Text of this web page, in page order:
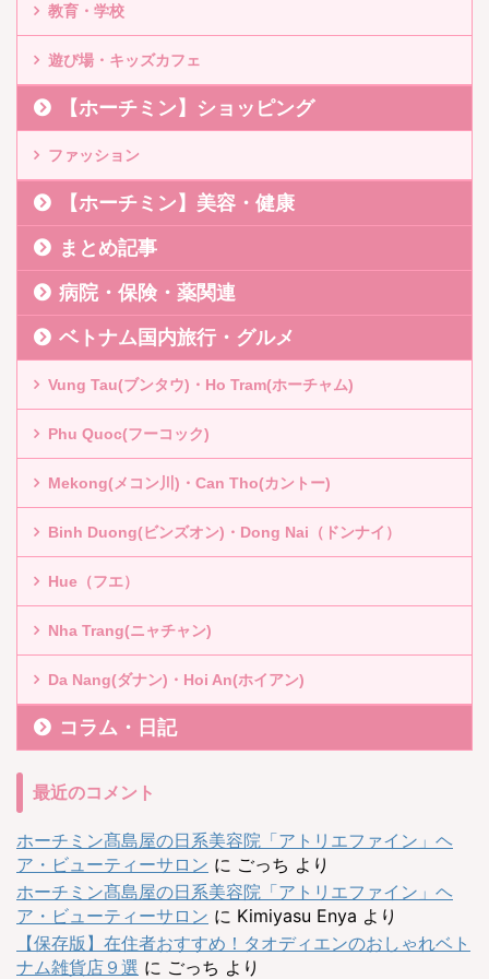
教育・学校
遊び場・キッズカフェ
【ホーチミン】ショッピング
ファッション
【ホーチミン】美容・健康
まとめ記事
病院・保険・薬関連
ベトナム国内旅行・グルメ
Vung Tau(ブンタウ)・Ho Tram(ホーチャム)
Phu Quoc(フーコック)
Mekong(メコン川)・Can Tho(カントー)
Binh Duong(ビンズオン)・Dong Nai（ドンナイ）
Hue（フエ）
Nha Trang(ニャチャン)
Da Nang(ダナン)・Hoi An(ホイアン)
コラム・日記
最近のコメント
ホーチミン髙島屋の日系美容院「アトリエファイン」ヘ
ア・ビューティーサロン に ごっち より
ホーチミン髙島屋の日系美容院「アトリエファイン」ヘ
ア・ビューティーサロン に Kimiyasu Enya より
【保存版】在住者おすすめ！タオディエンのおしゃれベト
ナム雑貨店９選 に ごっち より